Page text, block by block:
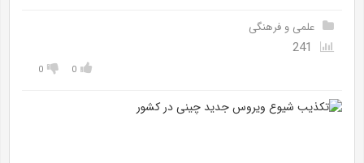
علمی و فرهنگی
0
0